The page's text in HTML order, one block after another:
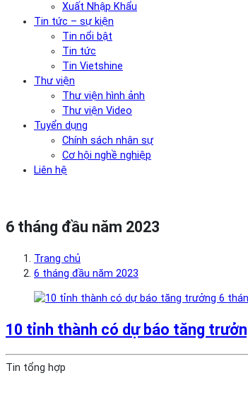
Xuất Nhập Khẩu
Tin tức – sự kiện
Tin nổi bật
Tin tức
Tin Vietshine
Thư viện
Thư viện hình ảnh
Thư viện Video
Tuyển dụng
Chính sách nhân sự
Cơ hội nghề nghiệp
Liên hệ
6 tháng đầu năm 2023
Trang chủ
6 tháng đầu năm 2023
10 tỉnh thành có dự báo tăng
Tin tổng hợp